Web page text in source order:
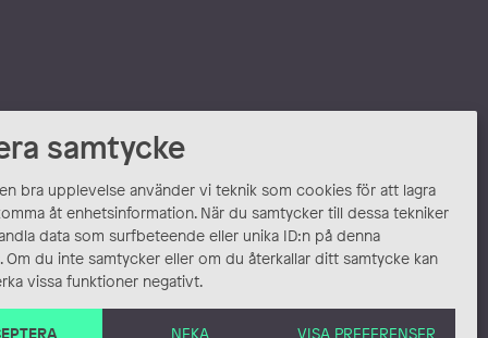
samtycke
bra upplevelse använder vi teknik som cookies för att lagra
åt enhetsinformation. När du samtycker till dessa tekniker
data som surfbeteende eller unika ID:n på denna
Om du inte samtycker eller om du återkallar ditt samtycke kan
vissa funktioner negativt.
NEKA VISA PREFERENSER